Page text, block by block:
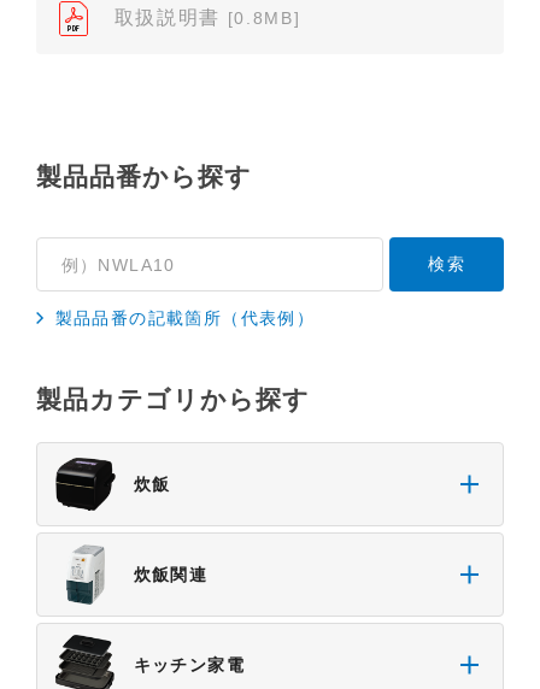
売店、また弊社「お客様ご相談センター」まで、ご
依頼いただきますようお願いします（※）。ただ
（3）本サイトに掲載されている取扱説明書の対象機
種が、生産中止などの理由でご購入できない場合も
（※）みまもりほっとラインサービスでご使用され
ている専用の製品（レンタル品）につきましては、
弊社「みまもりほっとライン相談窓口
２．取扱説明書の内容について
れる場合があります。本サイトに掲載されている取
扱説明書の内容が、製品に同梱されている取扱説明
書の内容と異なる場合がありますので、あらかじめ
ご了承ください。
３．安全上のご注意
「使用上のご注意」や「安全上のご注意」など安全
に関する注意事項は、取扱説明書作成時点での法的
基準や業界基準に拠った内容になっております。製
取扱説明書 [0.8MB]
製品品番から探す
製品品番の記載箇所（代表例）
製品カテゴリから探す
炊飯
炊飯関連
キッチン家電